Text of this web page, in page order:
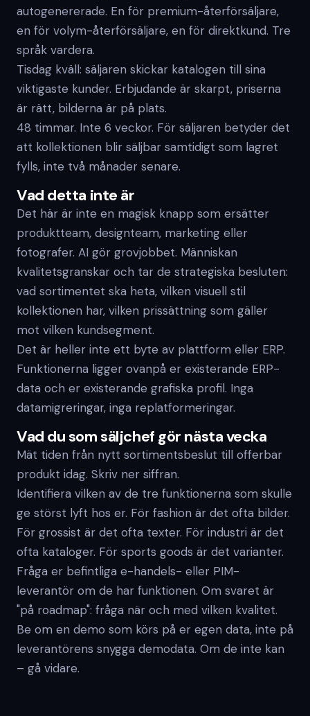
autogenererade. En för premium-återförsäljare,
en för volym-återförsäljare, en för direktkund. Tre
språk vardera.
Tisdag kväll: säljaren skickar katalogen till sina
viktigaste kunder. Erbjudande är skarpt, priserna
är rätt, bilderna är på plats.
48 timmar. Inte 6 veckor. För säljaren betyder det
att kollektionen blir säljbar samtidigt som lagret
fylls, inte två månader senare.
Vad detta inte är
Det här är inte en magisk knapp som ersätter
produktteam, designteam, marketing eller
fotografer. AI gör grovjobbet. Människan
kvalitetsgranskar och tar de strategiska besluten:
vad sortimentet ska heta, vilken visuell stil
kollektionen har, vilken prissättning som gäller
mot vilken kundsegment.
Det är heller inte ett byte av plattform eller ERP.
Funktionerna ligger ovanpå er existerande ERP-
data och er existerande grafiska profil. Inga
datamigreringar, inga replatformeringar.
Vad du som säljchef gör nästa vecka
Mät tiden från nytt sortimentsbeslut till offerbar
produkt idag. Skriv ner siffran.
Identifiera vilken av de tre funktionerna som skulle
ge störst lyft hos er. För fashion är det ofta bilder.
För grossist är det ofta texter. För industri är det
ofta kataloger. För sports goods är det varianter.
Fråga er befintliga e-handels- eller PIM-
leverantör om de har funktionen. Om svaret är
"på roadmap": fråga när och med vilken kvalitet.
Be om en demo som körs på er egen data, inte på
leverantörens snygga demodata. Om de inte kan
– gå vidare.